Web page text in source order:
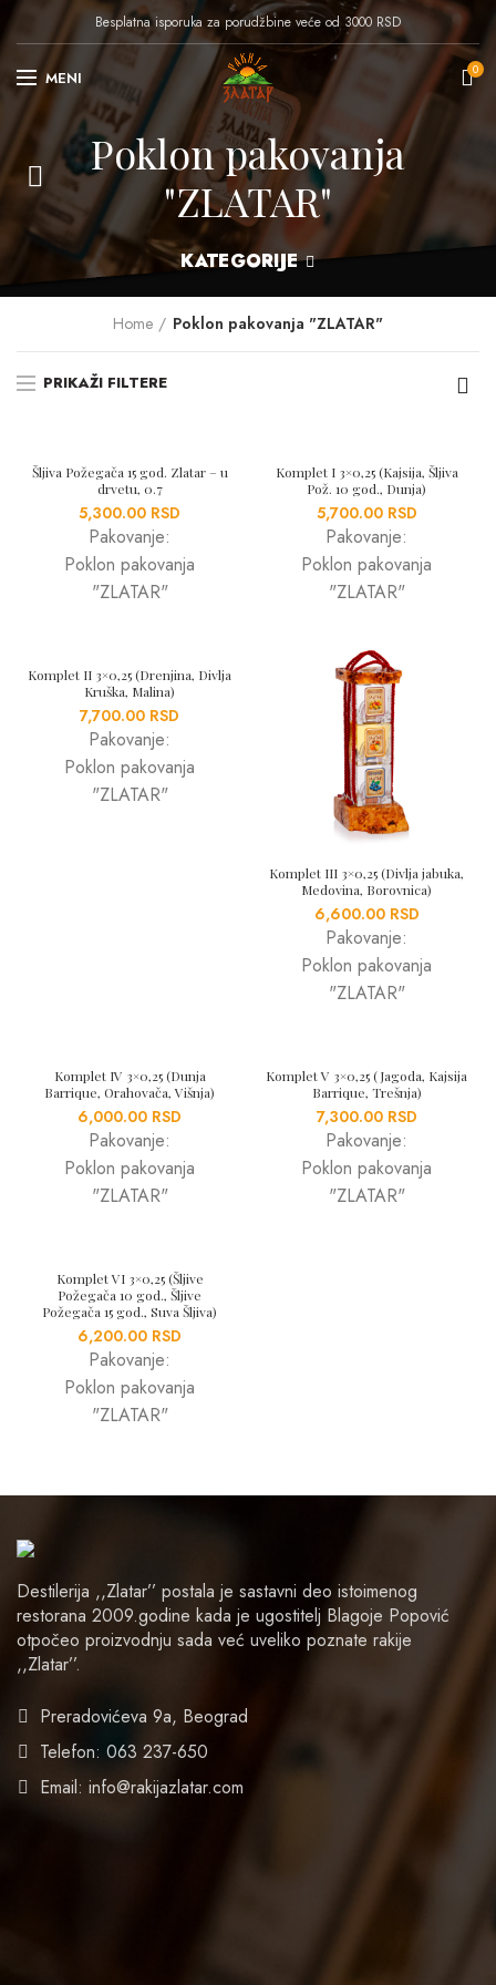
Besplatna isporuka za porudžbine veće od 3000 RSD
MENI 0
Poklon pakovanja
"ZLATAR"
KATEGORIJE
Home Poklon pakovanja "ZLATAR"
PRIKAŽI FILTERE
Šljiva Požegača 15 god. Zlatar – u
drvetu, 0.7
Pakovanje:
Poklon pakovanja
"ZLATAR"
5,300.00 RSD
Komplet I 3×0,25 (Kajsija, Šljiva
Pož. 10 god., Dunja)
Pakovanje:
Poklon pakovanja
"ZLATAR"
5,700.00 RSD
Komplet II 3×0,25 (Drenjina, Divlja
Kruška, Malina)
Pakovanje:
Poklon pakovanja
"ZLATAR"
7,700.00 RSD
Komplet III 3×0,25 (Divlja jabuka,
Medovina, Borovnica)
Pakovanje:
Poklon pakovanja
"ZLATAR"
6,600.00 RSD
Komplet IV 3×0,25 (Dunja
Barrique, Orahovača, Višnja)
Pakovanje:
Poklon pakovanja
"ZLATAR"
6,000.00 RSD
Komplet V 3×0,25 (Jagoda, Kajsija
Barrique, Trešnja)
Pakovanje:
Poklon pakovanja
"ZLATAR"
7,300.00 RSD
Komplet VI 3×0,25 (Šljive
Požegača 10 god., Šljive
Požegača 15 god., Suva Šljiva)
Pakovanje:
Poklon pakovanja
"ZLATAR"
6,200.00 RSD
Destilerija ,,Zlatar’’ postala je sastavni deo istoimenog
restorana 2009.godine kada je ugostitelj Blagoje Popović
otpočeo proizvodnju sada već uveliko poznate rakije
,,Zlatar’’.
Preradovićeva 9a, Beograd
Telefon: 063 237-650
Email: info@rakijazlatar.com